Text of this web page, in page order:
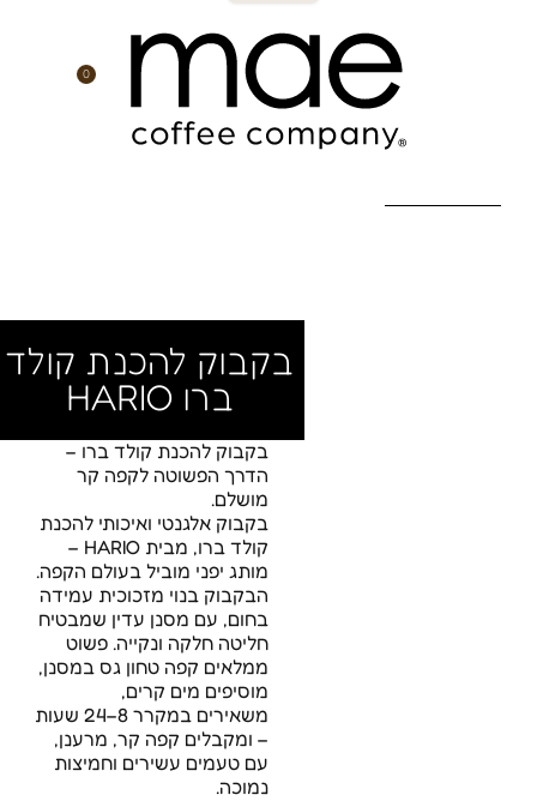
0
עגלת
בקבוק להכנת קולד
ברו HARIO
בקבוק להכנת קולד ברו –
הדרך הפשוטה לקפה קר
מושלם.
בקבוק אלגנטי ואיכותי להכנת
קולד ברו, מבית HARIO –
מותג יפני מוביל בעולם הקפה.
הבקבוק בנוי מזכוכית עמידה
בחום, עם מסנן עדין שמבטיח
חליטה חלקה ונקייה. פשוט
ממלאים קפה טחון גס במסנן,
מוסיפים מים קרים,
משאירים במקרר 8–24 שעות
– ומקבלים קפה קר, מרענן,
עם טעמים עשירים וחמיצות
נמוכה.